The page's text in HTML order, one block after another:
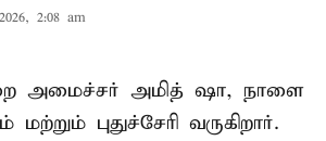
2:08 am
அமைச்சர் அமித் ஷா, நாளை
புதுச்சேரி வருகிறார்.